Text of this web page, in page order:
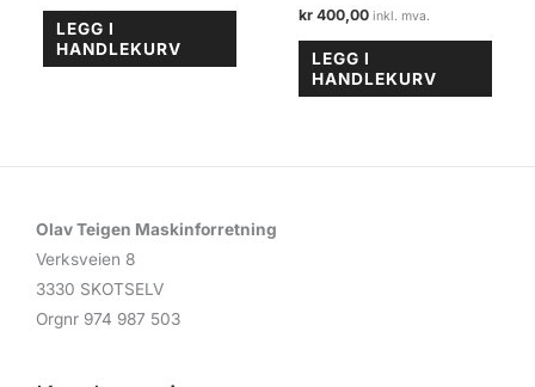
LEGG I
HANDLEKURV
kr 400,00
LEGG I
HANDLEKURV
Olav Teigen Maskinforretning
Verksveien 8
3330 SKOTSELV
Orgnr 974 987 503